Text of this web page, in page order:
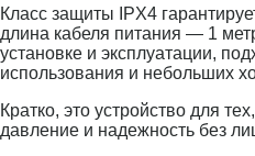
Класс защиты IPX4
длина кабеля питания — 1
установке и эксплуатации,
использования и небольших
Кратко, это устройство для
давление и надежность без